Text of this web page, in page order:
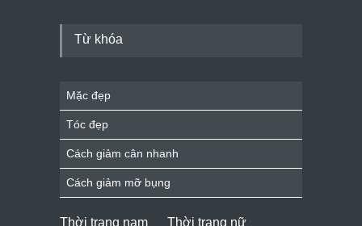
Từ khóa
Mặc đẹp
Tóc đẹp
Cách giảm cân nhanh
Cách giảm mỡ bụng
Thời trang nam Thời trang nữ